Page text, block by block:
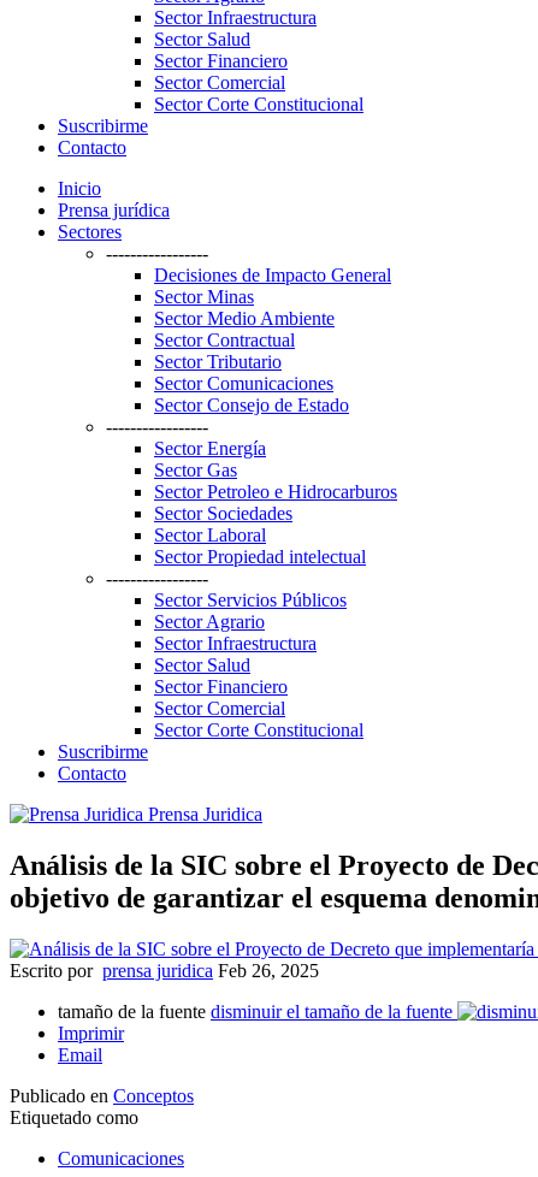
Sector Infraestructura
Sector Salud
Sector Financiero
Sector Comercial
Sector Corte Constitucional
Suscribirme
Contacto
Inicio
Prensa jurídica
Sectores
-----------------
Decisiones de Impacto General
Sector Minas
Sector Medio Ambiente
Sector Contractual
Sector Tributario
Sector Comunicaciones
Sector Consejo de Estado
-----------------
Sector Energía
Sector Gas
Sector Petroleo e Hidrocarburos
Sector Sociedades
Sector Laboral
Sector Propiedad intelectual
-----------------
Sector Servicios Públicos
Sector Agrario
Sector Infraestructura
Sector Salud
Sector Financiero
Sector Comercial
Sector Corte Constitucional
Suscribirme
Contacto
Prensa Juridica
Análisis de la SIC sobre el Proyecto de
objetivo de garantizar el esquema
Escrito por prensa juridica Feb 26, 2025
tamaño de la fuente disminuir el tamaño de la fuente
Imprimir
Email
Publicado en Conceptos
Etiquetado como
Comunicaciones